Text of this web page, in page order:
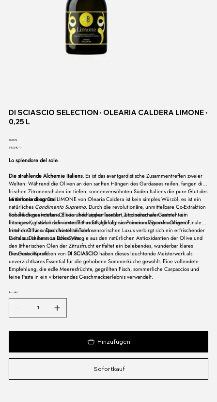
DI SCIASCIO SELECTION ∙ OLEARIA CALDERA LIMONE ∙
0,25 L
Preis
16,00 €
64,00 €
1
Liter
64,00 €/ 1l
Lo splendore del sole.
Die strahlende Alchemie Italiens.Es ist das avantgardistische Zusammentreffen zweier
Welten: Während die Oliven an den sanften Hängen des Gardasees reifen, fangen die
frischen Zitronenschalen im tiefen, sonnenverwöhnten Süden Italiens die pure Glut des
Mittelmeers ein. Das LIMONE von Olearia Caldera ist kein simples Würzöl, es ist ein
natürliches Condimento Supremo. Durch die revolutionäre, unmittelbare Co-Extraktion
von frisch geernteten Oliven und handverlesenen Zitronenschalen entsteht ein
flüssiges Kunstwerk von unendlicher Strahlkraft, ein Premium Zitronen Olivenöl,
entwickelt für anspruchsvollste Tafeln.
La sinfonia di agrumi
Sobald dieses kostbare Elixier Ihre Lippen berührt, explodiert am Gaumen ein
intensiver, glasklar definierter Zitrusduft, gefolgt von einem elegant-fruchtigen Finale
frischer Oliven. Doch hinter diesem sensorischen Luxus verbirgt sich ein erfrischender
Genuss. Die harmonische Synergie aus den natürlichen Antioxidantien der Olive und
den ätherischen Ölen der Zitrusfrucht entfaltet ein belebendes, wunderbar klares
Geschmacksprofil.
In Italia si chiama: La Dolce Vita.
Die Gastro-Kuratoren vonDI SCIASCIOhaben dieses leuchtende Meisterwerk als
unverzichtbares Essential für die gehobene Sommerküche gewählt. Eine vollendete
Empfehlung, die edle Meeresfrüchte, gegrillten Fisch, sommerliche Carpaccios und
feine Pasta in ein vibrierendes Geschmackserlebnis verwandelt.
Anzahl
Hinzufügen
Sofortkauf